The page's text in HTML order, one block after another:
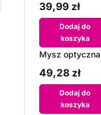
39,99 zł
Dodaj do
koszyka
Mysz
49,28 zł
Dodaj do
koszyka